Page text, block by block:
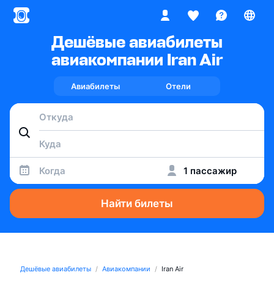
Дешёвые авиабилеты
авиакомпании Iran Air
Авиабилеты Отели
Когда 1 пассажир
Найти билеты
Дешёвые авиабилеты Авиакомпании Iran Air